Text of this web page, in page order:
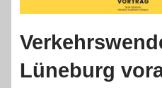
Lüneburg